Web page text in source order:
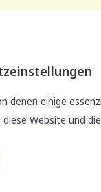
Gruppe
denen einige
Website und